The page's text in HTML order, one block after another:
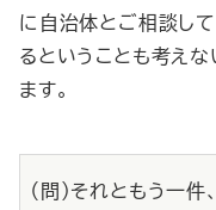
に自治体とご相談し
るということも考え
ます。
（問）それともう一